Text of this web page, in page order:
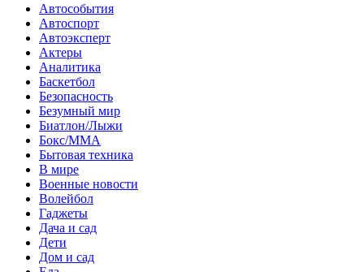
Автособытия
Автоспорт
Автоэксперт
Актеры
Аналитика
Баскетбол
Безопасность
Безумный мир
Биатлон/Лыжи
Бокс/MMA
Бытовая техника
В мире
Военные новости
Волейбол
Гаджеты
Дача и сад
Дети
Дом и сад